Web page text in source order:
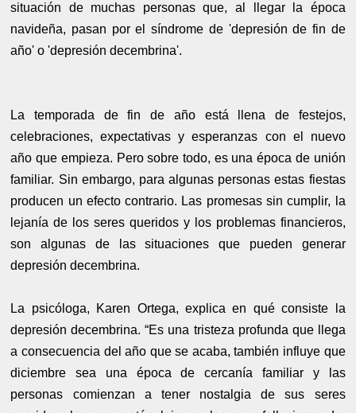
situación de muchas personas que, al llegar la época
navideña, pasan por el síndrome de 'depresión de fin de
año' o 'depresión decembrina'.
La temporada de fin de año está llena de festejos,
celebraciones, expectativas y esperanzas con el nuevo
año que empieza. Pero sobre todo, es una época de unión
familiar. Sin embargo, para algunas personas estas fiestas
producen un efecto contrario. Las promesas sin cumplir, la
lejanía de los seres queridos y los problemas financieros,
son algunas de las situaciones que pueden generar
depresión decembrina.
La psicóloga, Karen Ortega, explica en qué consiste la
depresión decembrina. “Es una tristeza profunda que llega
a consecuencia del año que se acaba, también influye que
diciembre sea una época de cercanía familiar y las
personas comienzan a tener nostalgia de sus seres